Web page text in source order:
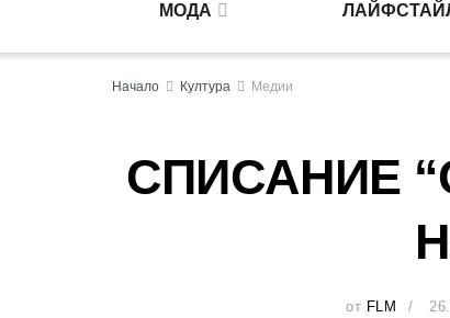
МОДА
Начало Култура Медии
СПИСАНИЕ
от FLM